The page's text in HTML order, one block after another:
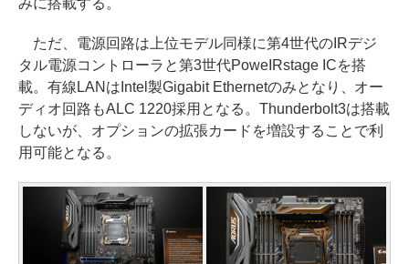
みに搭載する。
ただ、電源回路は上位モデル同様に第4世代のIRデジ
タル電源コントローラと第3世代PoweIRstage ICを搭
載。有線LANはIntel製Gigabit Ethernetのみとなり、オー
ディオ回路もALC 1220採用となる。Thunderbolt3は搭載
しないが、オプションの拡張カードを増設することで利
用可能となる。